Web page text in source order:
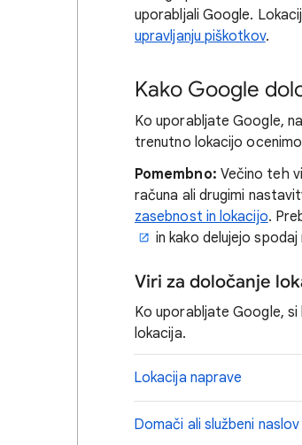
uporabljali Google.
upravljanju piškotkov.
Kako Google
Ko uporabljate Google,
trenutno lokacijo
Pomembno: Večino teh
računa ali drugimi
zasebnost in lokacijo.
in kako delujejo spodaj
Viri za določanje
Ko uporabljate Google,
lokacija.
Lokacija naprave
Domači ali službeni